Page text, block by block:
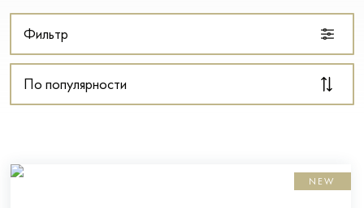
Фильтр
По популярности
NEW